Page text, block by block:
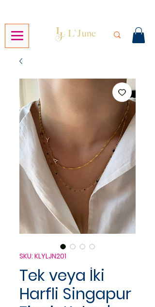
SKU: KLYLJN201
Tek veya İki
Harfli Singapur